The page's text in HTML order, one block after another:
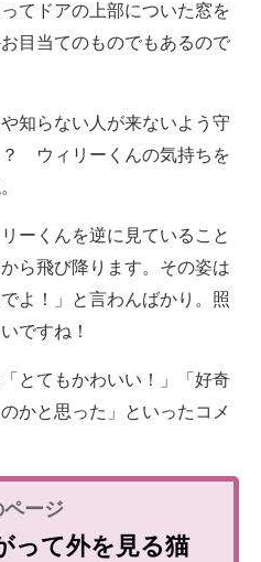
てドアの上部についた窓を
目当てのものでもあるので
知らない人が来ないよう守
ウィリーくんの気持ちを
。
ーくんを逆に見ていること
ら飛び降ります。その姿は
よ！」と言わんばかり。照
ですね！
とてもかわいい！」「好奇
かと思った」といったコメ
って外を見る猫